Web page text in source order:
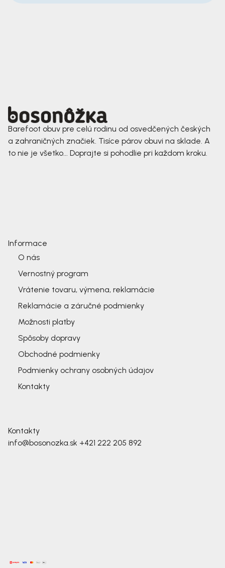
Barefoot obuv pre celú rodinu od osvedčených českých
a zahraničných značiek. Tisíce párov obuvi na sklade. A
to nie je všetko... Doprajte si pohodlie pri každom kroku.
Informace
O nás
Vernostný program
Vrátenie tovaru, výmena, reklamácie
Reklamácie a záručné podmienky
Možnosti platby
Spôsoby dopravy
Obchodné podmienky
Podmienky ochrany osobných údajov
Kontakty
Kontakty
info@bosonozka.sk +421 222 205 892